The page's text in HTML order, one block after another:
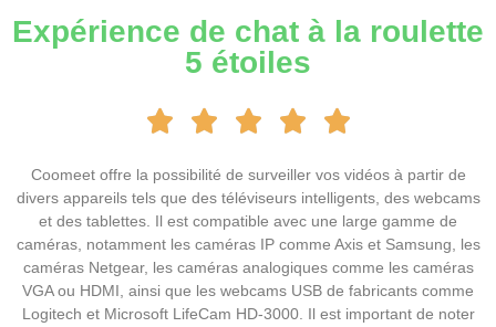
Expérience de chat à la roulette
5 étoiles
    
Coomeet offre la possibilité de surveiller vos vidéos à partir de
divers appareils tels que des téléviseurs intelligents, des webcams
et des tablettes. Il est compatible avec une large gamme de
caméras, notamment les caméras IP comme Axis et Samsung, les
caméras Netgear, les caméras analogiques comme les caméras
VGA ou HDMI, ainsi que les webcams USB de fabricants comme
Logitech et Microsoft LifeCam HD-3000. Il est important de noter